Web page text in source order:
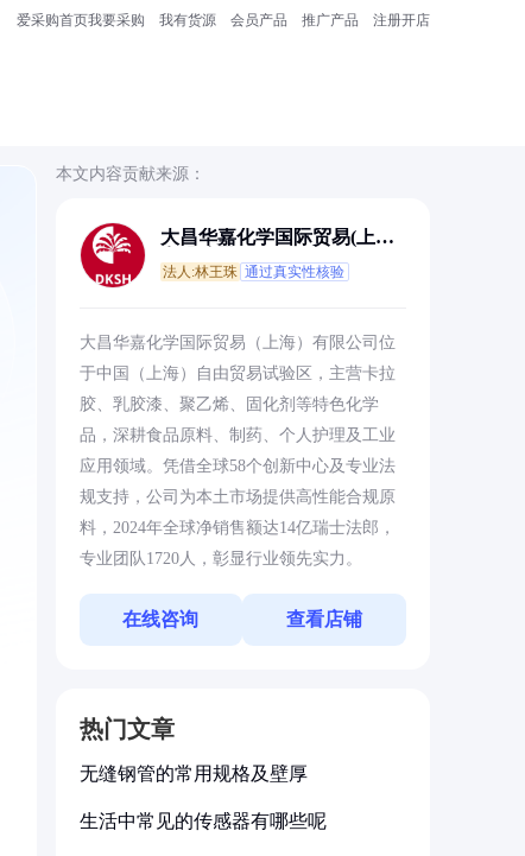
爱采购首页我要采购 我有货源 会员产品 推广产品 注册开店
本文内容贡献来源：
大昌华嘉化学国际贸易(上海)
法人:林王珠 通过真实性核验
大昌华嘉化学国际贸易（上海）有限公司位
于中国（上海）自由贸易试验区，主营卡拉
胶、乳胶漆、聚乙烯、固化剂等特色化学
品，深耕食品原料、制药、个人护理及工业
应用领域。凭借全球58个创新中心及专业法
规支持，公司为本土市场提供高性能合规原
料，2024年全球净销售额达14亿瑞士法郎，
专业团队1720人，彰显行业领先实力。
在线咨询 查看店铺
热门文章
无缝钢管的常用规格及壁厚
生活中常见的传感器有哪些呢